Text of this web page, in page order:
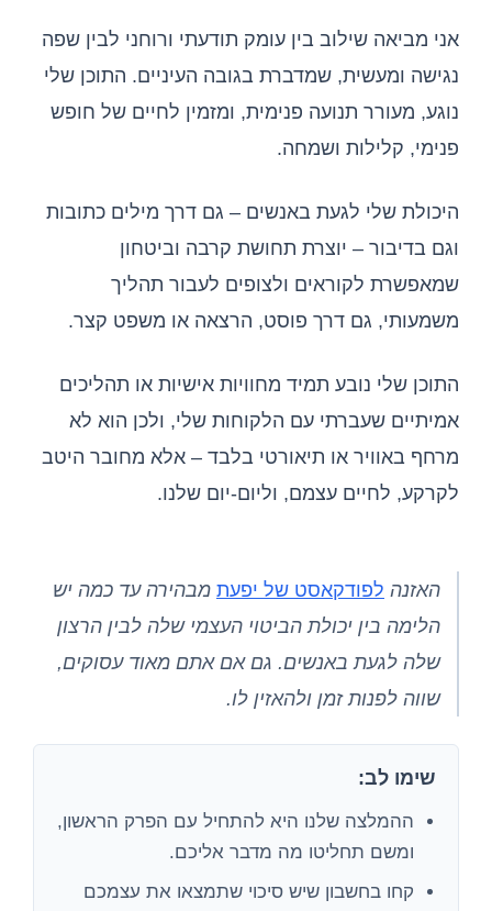
אני מביאה שילוב בין עומק תודעתי ורוחני לבין שפה
נגישה ומעשית, שמדברת בגובה העיניים. התוכן שלי
נוגע, מעורר תנועה פנימית, ומזמין לחיים של חופש
פנימי, קלילות ושמחה.
היכולת שלי לגעת באנשים – גם דרך מילים כתובות
וגם בדיבור – יוצרת תחושת קרבה וביטחון
שמאפשרת לקוראים ולצופים לעבור תהליך
משמעותי, גם דרך פוסט, הרצאה או משפט קצר.
התוכן שלי נובע תמיד מחוויות אישיות או תהליכים
אמיתיים שעברתי עם הלקוחות שלי, ולכן הוא לא
מרחף באוויר או תיאורטי בלבד – אלא מחובר היטב
לקרקע, לחיים עצמם, וליום-יום שלנו.
האזנה לפודקאסט של יפעת מבהירה עד כמה יש
הלימה בין יכולת הביטוי העצמי שלה לבין הרצון
שלה לגעת באנשים. גם אם אתם מאוד עסוקים,
שווה לפנות זמן ולהאזין לו.
שימו לב:
ההמלצה שלנו היא להתחיל עם הפרק הראשון,
ומשם תחליטו מה מדבר אליכם.
קחו בחשבון שיש סיכוי שתמצאו את עצמכם